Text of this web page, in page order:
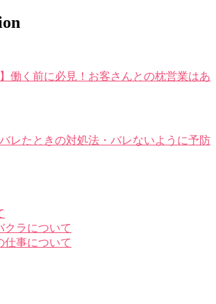
働く前に必見！お客さんとの枕営業はあ
レたときの対処法・バレないように予防
クラについて
仕事について